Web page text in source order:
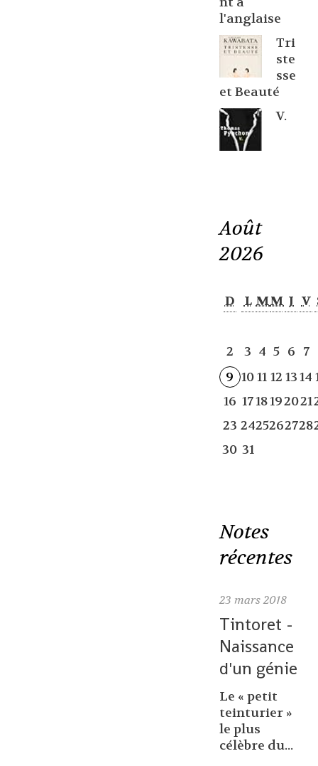
l'anglaise
Tri
ste
sse
et Beauté
V.
Août
2026
D L MM J V
2 3 4 5 6 7
9 1011 12 1314
16 1718192021
23 2425262728
30 31
Notes
récentes
23 mars 2018
Tintoret -
Naissance
d'un génie
Le « petit
teinturier »
le plus
célèbre du...